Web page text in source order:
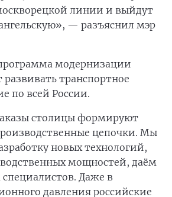
линии и выйдут
— разъяснил мэр
модернизации
транспортное
по всей России.
столицы формируют
цепочки. Мы
новых технологий,
мощностей, даём
Даже в
давления российские